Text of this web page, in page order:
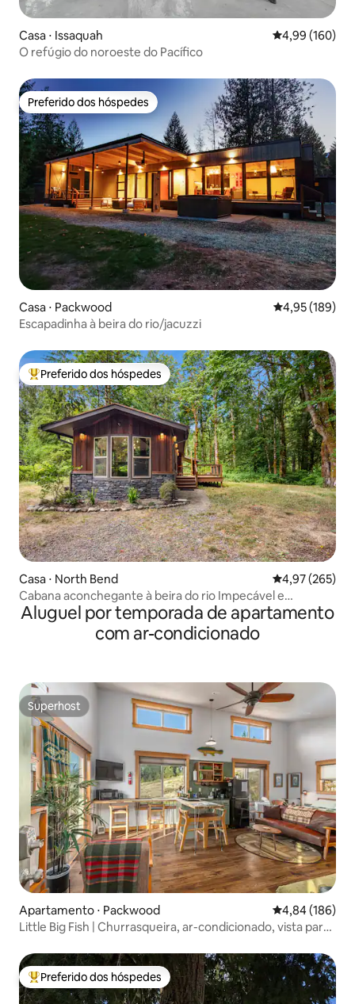
Casa ⋅ Issaquah 4,99 de uma
4,99 (160)
O refúgio do noroeste do Pacífico
Preferido dos hóspedes
Preferido dos hóspedes
Casa ⋅ Packwood 4,95 de uma
4,95 (189)
Escapadinha à beira do rio/jacuzzi
Entre os melhores preferidos dos hóspedes
Preferido dos hóspedes
Casa ⋅ North Bend 4,97 de uma
4,97 (265)
Cabana aconchegante à beira do rio Impecável e
perfeitamente localizado
Aluguel por temporada de apartamento
com ar-condicionado
Superhost
Superhost
Apartamento ⋅ Packwood 4,84 de uma
4,84 (186)
Little Big Fish | Churrasqueira, ar-condicionado, vista para
Entre os melhores preferidos dos hóspedes
Preferido dos hóspedes